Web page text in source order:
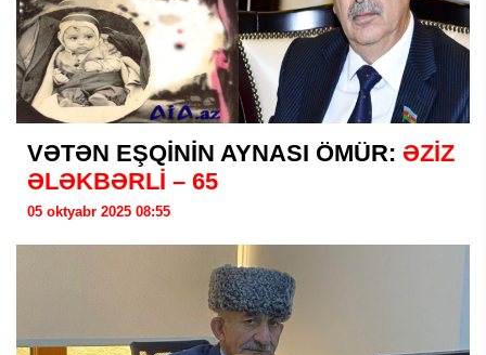
VƏTƏN EŞQİNİN AYNASI ÖMÜR: ƏZİZ
ƏLƏKBƏRLİ – 65
05 oktyabr 2025 08:55